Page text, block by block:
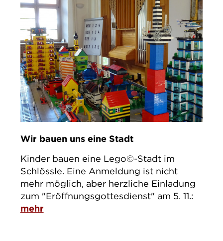
Wir bauen uns eine Stadt
Kinder bauen eine Lego©-Stadt im
Schlössle. Eine Anmeldung ist nicht
mehr möglich, aber herzliche Einladung
zum "Eröffnungsgottesdienst" am 5. 11.:
mehr